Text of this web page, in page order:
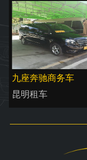
九座奔驰商务车
昆明租车